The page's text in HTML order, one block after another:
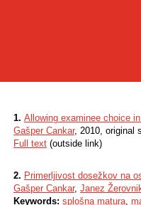
1. Allowing examinee choice
Gašper Cankar, 2010, original
Full text (outside link)
2. Primerljivost dosežkov na
Gašper Cankar, Janez
Keywords: splošna matura,